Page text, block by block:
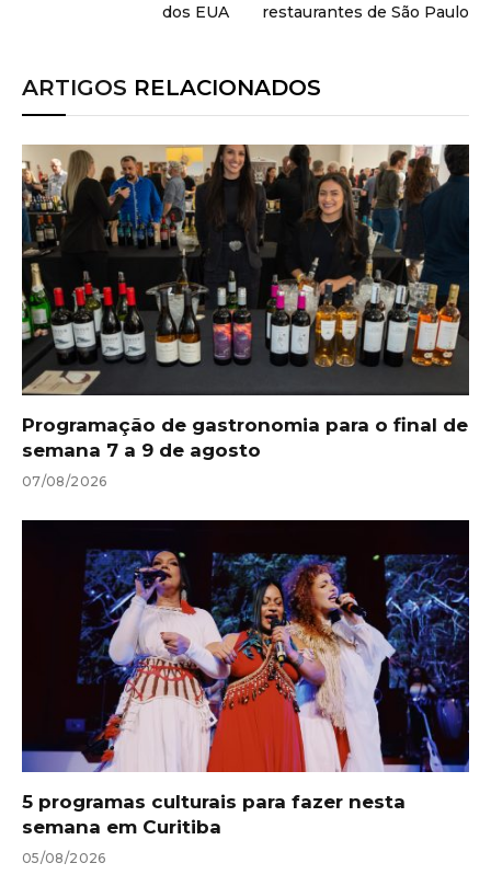
dos EUA
restaurantes de São Paulo
ARTIGOS RELACIONADOS
Programação de gastronomia para o final de
semana 7 a 9 de agosto
07/08/2026
5 programas culturais para fazer nesta
semana em Curitiba
05/08/2026